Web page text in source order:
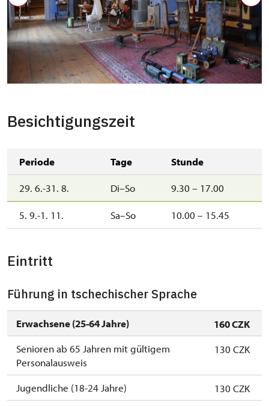
Besichtigungszeit
Periode Tage Stunde
29. 6.-31. 8. Di–So 9.30 – 17.00
5. 9.-1. 11. Sa–So 10.00 – 15.45
Eintritt
Führung in tschechischer Sprache
Erwachsene (25-64 Jahre)
160 CZK
Senioren ab 65 Jahren mit gültigem
Personalausweis
130 CZK
Jugendliche (18-24 Jahre)
130 CZK